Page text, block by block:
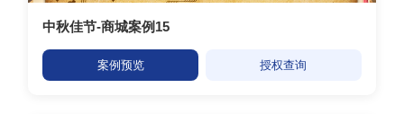
中秋佳节-商城案例15
案例预览 授权查询